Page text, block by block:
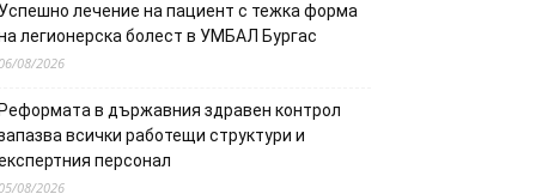
лечение на пациент с тежка форма
легионерска болест в УМБАЛ Бургас
08/2026
в държавния здравен контрол
всички работещи структури и
персонал
08/2026